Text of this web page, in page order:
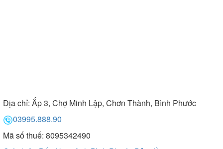
Địa chỉ: Ấp 3, Chợ Minh Lập, Chơn Thành, Bình Phước
03995.888.90
Mã số thuế: 8095342490